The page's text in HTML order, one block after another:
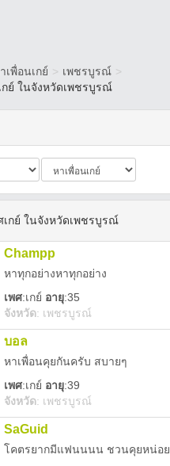
เพื่อนเกย์ > เพชรบูรณ์ >
กย์ ในจังหวัดเพชรบูรณ์
เกย์ ในจังหวัดเพชรบูรณ์
Champp
หาทุกอย่างหาทุกอย่าง
เพศ:เกย์ อายุ:35
จังหวัด: เพชรบูรณ์
บอล
หาเพื่อนคุยกันครับ สบายๆ
เพศ:เกย์ อายุ:39
จังหวัด: เพชรบูรณ์
SaGuid
โคตรยากมีแฟนนนน ชวนคุยหน่อย